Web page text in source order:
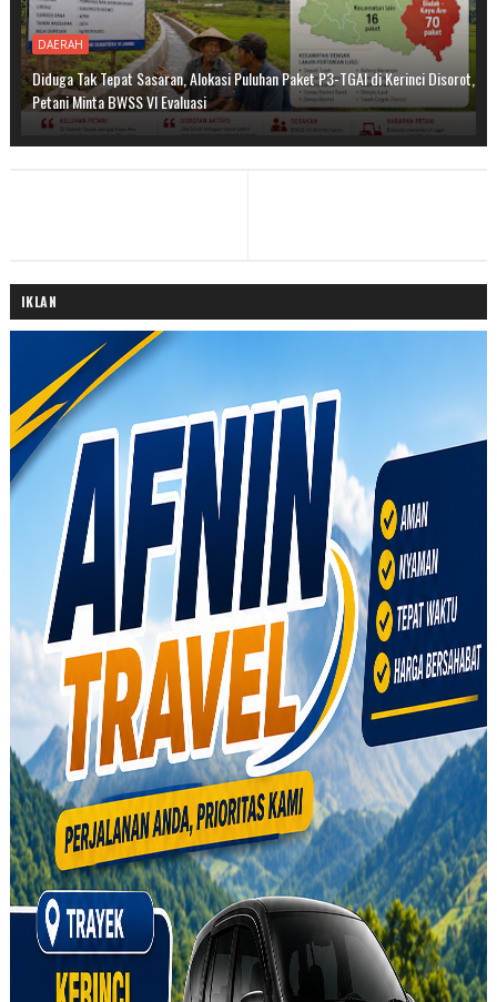
DAERAH
Diduga Tak Tepat Sasaran, Alokasi Puluhan Paket P3-TGAI di Kerinci Disorot,
Petani Minta BWSS VI Evaluasi
IKLAN